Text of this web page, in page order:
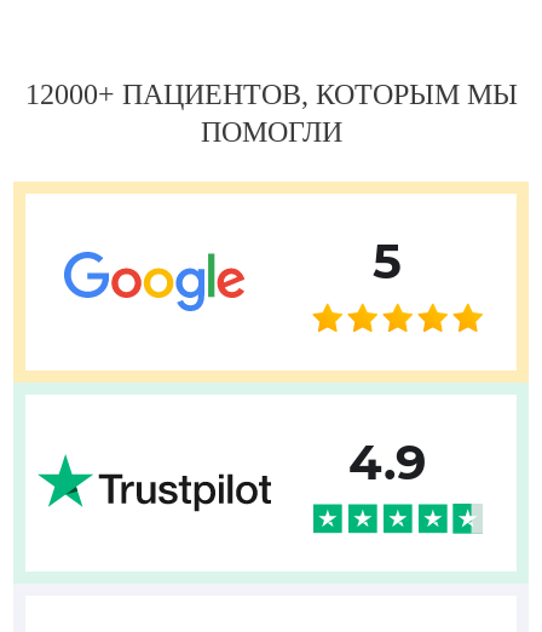
12000+ ПАЦИЕНТОВ, КОТОРЫМ МЫ
ПОМОГЛИ
5
4.9